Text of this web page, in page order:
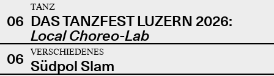
06
TANZ
DAS TANZFEST LUZERN 2026:
Local Choreo-Lab
06
VERSCHIEDENES
Südpol Slam